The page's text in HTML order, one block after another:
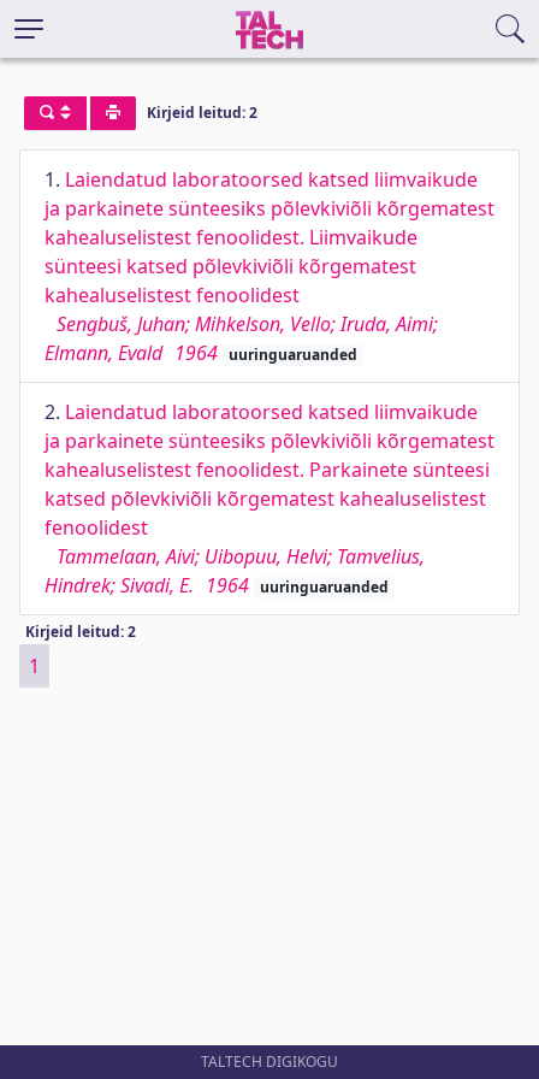
Kirjeid leitud: 2
1. Laiendatud laboratoorsed katsed liimvaikude
ja parkainete sünteesiks põlevkiviõli kõrgematest
kahealuselistest fenoolidest. Liimvaikude
sünteesi katsed põlevkiviõli kõrgematest
kahealuselistest fenoolidest
Sengbuš, Juhan; Mihkelson, Vello; Iruda, Aimi;
Elmann, Evald 1964 uuringuaruanded
2. Laiendatud laboratoorsed katsed liimvaikude
ja parkainete sünteesiks põlevkiviõli kõrgematest
kahealuselistest fenoolidest. Parkainete sünteesi
katsed põlevkiviõli kõrgematest kahealuselistest
fenoolidest
Tammelaan, Aivi; Uibopuu, Helvi; Tamvelius,
Hindrek; Sivadi, E. 1964 uuringuaruanded
Kirjeid leitud: 2
1
TALTECH DIGIKOGU